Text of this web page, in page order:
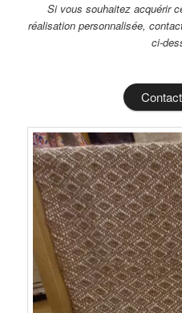
Si vous souhaitez acquérir
réalisation personnalisée,
ci-